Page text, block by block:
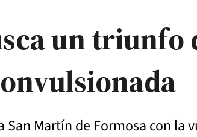
un
Martín de Formosa con la